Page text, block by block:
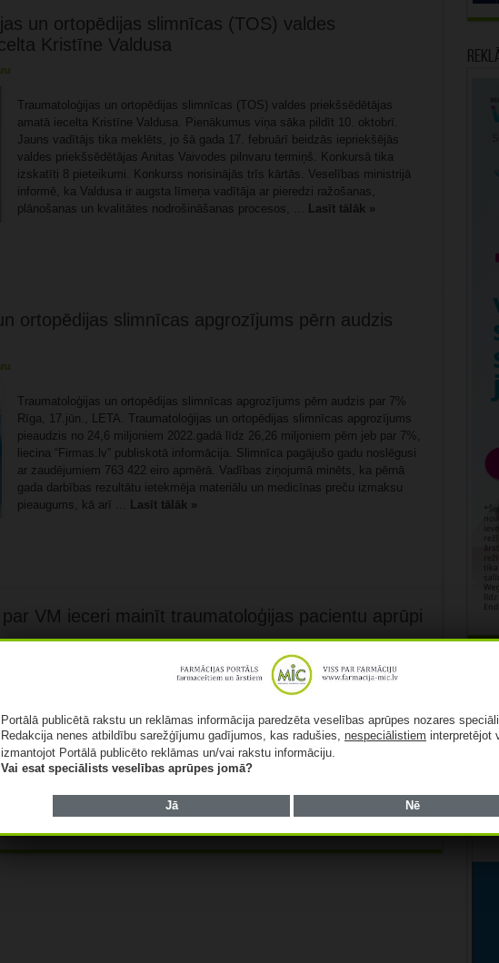
un ortopēdijas slimnīcas (TOS) valdes
Kristīne Valdusa
Traumatoloģijas un ortopēdijas slimnīcas (TOS) valdes priekšsēdētājas
amatā iecelta Kristīne Valdusa. Pienākumus viņa sāka pildīt 10. oktobrī.
Jauns vadītājs tika meklēts, jo šā gada 17. februārī beidzās iepriekšējās
valdes priekšsēdētājas Anitas Vaivodes pilnvaru termiņš. Konkursā tika
izskatīti 8 pieteikumi. Konkurss norisinājās trīs kārtās. Veselības ministrijā
informē, ka Valdusa ir augsta līmeņa vadītāja ar pieredzi ražošanas,
plānošanas un kvalitātes nodrošināšanas procesos, ... Lasīt tālāk »
ortopēdijas slimnīcas apgrozījums pērn audzis
Traumatoloģijas un ortopēdijas slimnīcas apgrozījums pērn audzis par 7%
Rīga, 17.jūn., LETA. Traumatoloģijas un ortopēdijas slimnīcas apgrozījums
pieaudzis no 24,6 miljoniem 2022.gadā līdz 26,26 miljoniem pērn jeb par 7%,
liecina “Firmas.lv” publiskotā informācija. Slimnīca pagājušo gadu noslēgusi
ar zaudējumiem 763 422 eiro apmērā. Vadības ziņojumā minēts, ka pērnā
gada darbības rezultātu ietekmēja materiālu un medicīnas preču izmaksu
pieaugums, kā arī ... Lasīt tālāk »
VM ieceri mainīt traumatoloģijas pacientu aprūpi
slimnīca (TOS) pauž bažas par Veselības ministrijas (VM) ieceri mainīt
Rīgā. TOS valde norādīja, ka slimnīcas kā neatkarīgas vienības
gadu desmitiem “pierādījusi savu spēju efektīvi apmierināt Latvijas
pacientu vajadzības”. Ik gadu slimnīcā tiek veikti gandrīz 17 000 operāciju,
operācijas, un, pēc slimnīcas paustā, ...Lasīt tālāk »
Portālā publicētā rakstu un reklāmas informācija paredzēta veselības aprūpes nozares
Redakcija nenes atbildību sarežģījumu gadījumos, kas radušies,nespeciālistiem interpretējot
izmantojot Portālā publicēto reklāmas un/vai rakstu informāciju.
Vai esat speciālists veselības aprūpes jomā?
Jā Nē